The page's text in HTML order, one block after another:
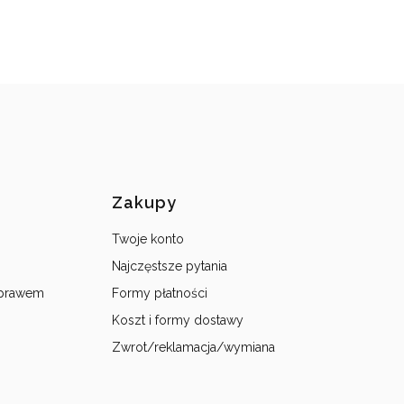
Zakupy
Twoje konto
Najczęstsze pytania
Formy płatności
Koszt i formy dostawy
Zwrot/reklamacja/wymiana